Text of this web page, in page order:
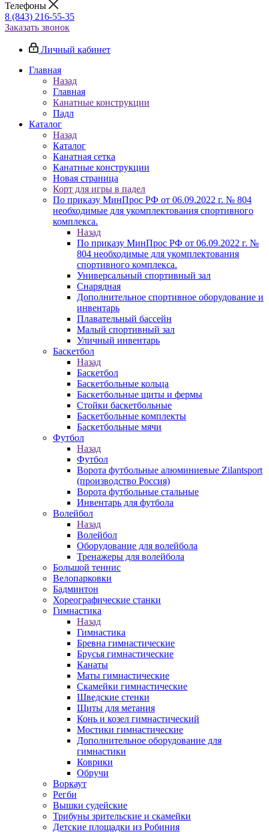
Телефоны
8 (843) 216-55-35
Заказать звонок
Личный кабинет
Главная
Назад
Главная
Канатные конструкции
Падл
Каталог
Назад
Каталог
Канатная сетка
Канатные конструкции
Новая страница
Корт для игры в падел
По приказу МинПрос РФ от 06.09.2022 г. № 804
необходимые для укомплектования спортивного
комплекса.
Назад
По приказу МинПрос РФ от 06.09.2022 г. №
804 необходимые для укомплектования
спортивного комплекса.
Универсальный спортивный зал
Снарядная
Дополнительное спортивное оборудование и
инвентарь
Плавательный бассейн
Малый спортивный зал
Уличный инвентарь
Баскетбол
Назад
Баскетбол
Баскетбольные кольца
Баскетбольные щиты и фермы
Стойки баскетбольные
Баскетбольные комплекты
Баскетбольные мячи
Футбол
Назад
Футбол
Ворота футбольные алюминиевые Zilantsport
(производство Россия)
Ворота футбольные стальные
Инвентарь для футбола
Волейбол
Назад
Волейбол
Оборудование для волейбола
Тренажеры для волейбола
Большой теннис
Велопарковки
Бадминтон
Хореографические станки
Гимнастика
Назад
Гимнастика
Бревна гимнастические
Брусья гимнастические
Канаты
Маты гимнастические
Скамейки гимнастические
Шведские стенки
Щиты для метания
Конь и козел гимнастический
Мостики гимнастические
Дополнительное оборудование для
гимнастики
Коврики
Обручи
Воркаут
Регби
Вышки судейские
Трибуны зрительские и скамейки
Детские площадки из Робиния